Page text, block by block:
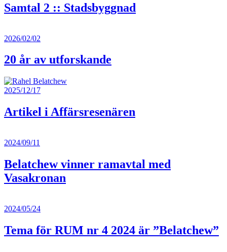
Samtal 2 :: Stadsbyggnad
2026/02/02
20 år av utforskande
2025/12/17
Artikel i Affärsresenären
2024/09/11
Belatchew vinner ramavtal med
Vasakronan
2024/05/24
Tema för RUM nr 4 2024 är ”Belatchew”